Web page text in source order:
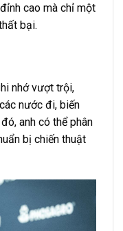
cao mà chỉ một
bại.
nhớ vượt trội,
nước đi, biến
anh có thể phân
bị chiến thuật